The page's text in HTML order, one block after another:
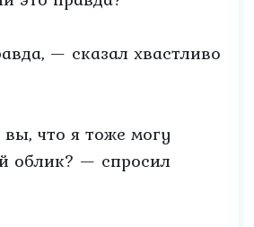
— сказал хвастливо
что я тоже могу
облик? — спросил